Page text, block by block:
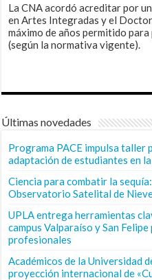
La CNA acordó acreditar por
en Artes Integradas y el
máximo de años permitido
(según la normativa vigente).
Últimas novedades
Programa PACE impulsa
adaptación de estudiantes en
Ciencia para combatir la
Observatorio Satelital de
UPLA entrega herramientas
campus Valparaíso y San
profesionales
Académicos de la Universidad
proyección internacional de